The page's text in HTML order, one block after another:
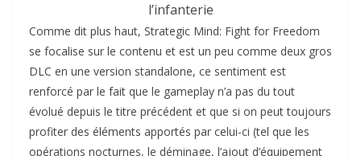
l’infanterie
Comme dit plus haut, Strategic Mind: Fight for Freedom
se focalise sur le contenu et est un peu comme deux gros
DLC en une version standalone, ce sentiment est
renforcé par le fait que le gameplay n’a pas du tout
évolué depuis le titre précédent et que si on peut toujours
profiter des éléments apportés par celui-ci (tel que les
opérations nocturnes, le déminage, l’ajout d’équipement